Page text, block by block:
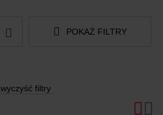
POKAŻ FILTRY
wyczyść filtry